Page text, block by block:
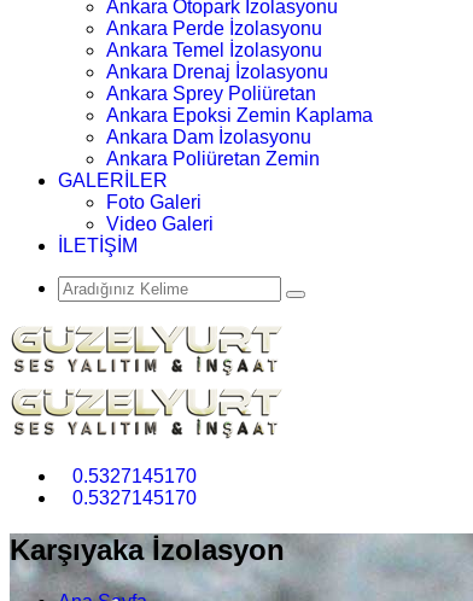
Ankara Otopark İzolasyonu
Ankara Perde İzolasyonu
Ankara Temel İzolasyonu
Ankara Drenaj İzolasyonu
Ankara Sprey Poliüretan
Ankara Epoksi Zemin Kaplama
Ankara Dam İzolasyonu
Ankara Poliüretan Zemin
GALERİLER
Foto Galeri
Video Galeri
İLETİŞİM
0.5327145170
0.5327145170
Karşıyaka İzolasyon